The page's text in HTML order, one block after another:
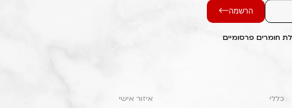
הרשמה
חומרים פרסומיים
כללי
איזור אישי